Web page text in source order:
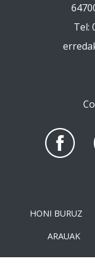
Tel:
HONI BURUZ
ARAUAK